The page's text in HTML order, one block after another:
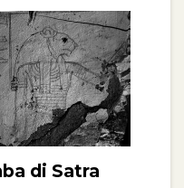
di Satra